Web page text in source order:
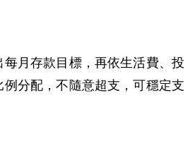
月存款目標，再依生活費、投
分配，不隨意超支，可穩定支